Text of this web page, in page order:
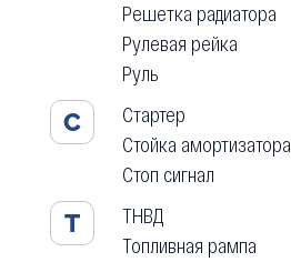
Решетка радиатора
Рулевая рейка
Руль
С
Стартер
Стойка амортизатора
Стоп сигнал
Т
ТНВД
Топливная рампа